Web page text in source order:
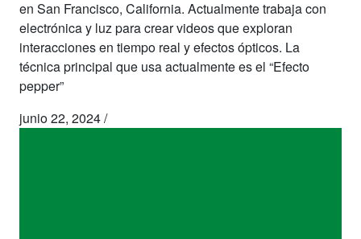
en San Francisco, California. Actualmente trabaja con
electrónica y luz para crear videos que exploran
interacciones en tiempo real y efectos ópticos. La
técnica principal que usa actualmente es el “Efecto
pepper”
junio 22, 2024/